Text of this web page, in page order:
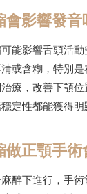
影響發音
能影響舌頭活動
或含糊，特別
療，改善下顎
定性都能獲得明
正顎手術
醉下進行，手